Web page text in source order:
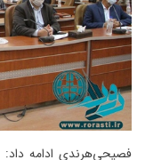
فصیحی‌هرندی ادامه داد: